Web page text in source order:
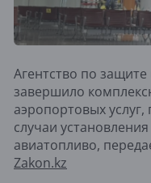
Агентство по
завершило
аэропортовых
случаи
авиатопливо,
Zakon.kz